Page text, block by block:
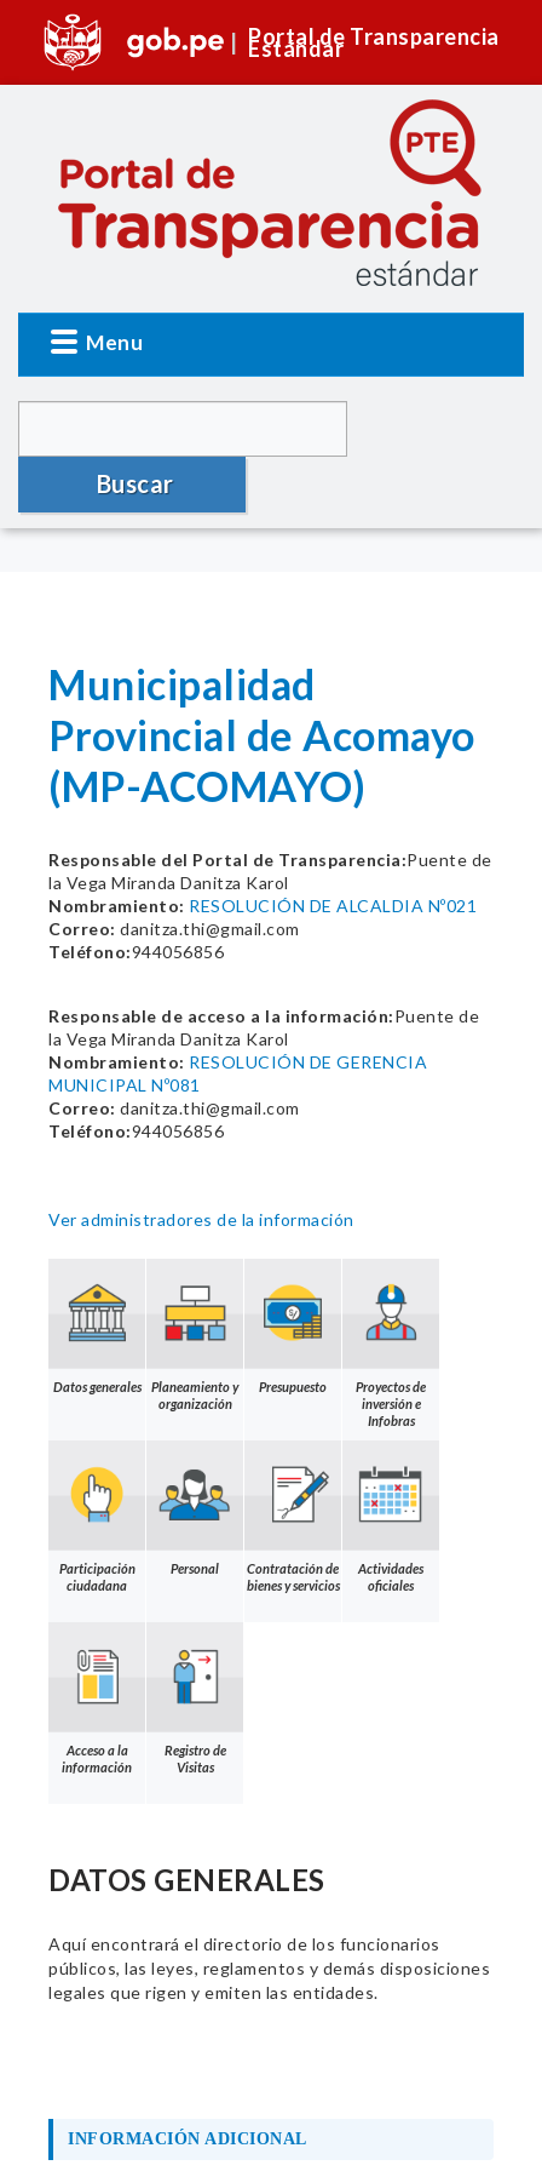
Portal de Transparencia
Estándar
Menu
Buscar
Municipalidad
Provincial de Acomayo
(MP-ACOMAYO)
Responsable del Portal de Transparencia:Puente de
la Vega Miranda Danitza Karol
Nombramiento: RESOLUCIÓN DE ALCALDIA Nº021
Correo: danitza.thi@gmail.com
Teléfono:944056856
Responsable de acceso a la información:Puente de
la Vega Miranda Danitza Karol
Nombramiento: RESOLUCIÓN DE GERENCIA
MUNICIPAL Nº081
Correo: danitza.thi@gmail.com
Teléfono:944056856
Ver administradores de la información
Datos generales
Planeamiento y
organización
Presupuesto
Proyectos de
inversión e
Infobras
Participación
ciudadana
Personal
Contratación de
bienes y servicios
Actividades
oficiales
Acceso a la
información
Registro de
Visitas
DATOS GENERALES
Aquí encontrará el directorio de los funcionarios
públicos, las leyes, reglamentos y demás disposiciones
legales que rigen y emiten las entidades.
INFORMACIÓN ADICIONAL